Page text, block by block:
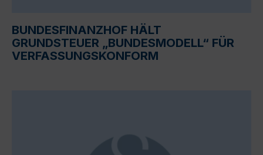
BUNDESFINANZHOF HÄLT
GRUNDSTEUER „BUNDESMODELL“ FÜR
VERFASSUNGSKONFORM